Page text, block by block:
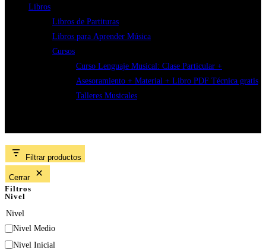
Libros
Libros de Partituras
Libros para Aprender Música
Cursos
Curso Lenguaje Musical: Clase Particular +
Asesoramiento + Material + Libro PDF Técnica gratis
Talleres Musicales
Filtrar productos
Cerrar
Filtros
Nivel
Nivel
Nivel Medio
Nivel Inicial